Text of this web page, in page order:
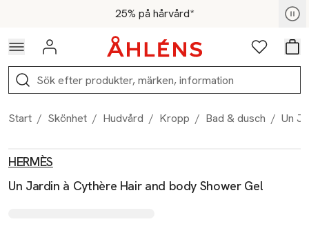
Hoppa till navigationsmenyn25% på hårvård*
För medlemmar - Shoppa nu
Logga in Favoriter
Sök
Start / Skönhet / Hudvård / Kropp / Bad & dusch / Un
HERMÈS
Un Jardin à Cythère Hair and body Shower Gel